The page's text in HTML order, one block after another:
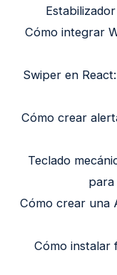
Cómo integrar
Swiper en
Cómo crear
Teclado
Cómo crear una
Cómo instalar